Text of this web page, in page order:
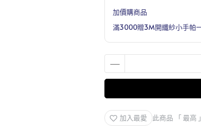
加價購商品
滿3000贈3M開纖紗小手帕
加入最愛 此商品 「 最高